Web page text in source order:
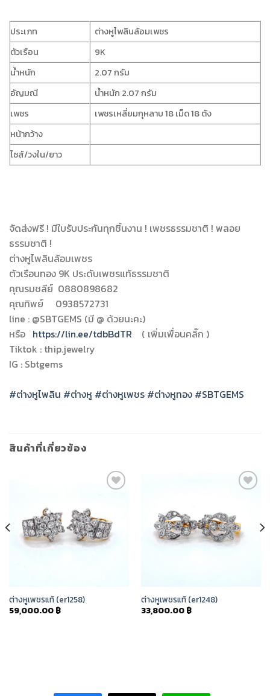
ประเภท
ต่างหูไพลินล้อมเพชร
ตัวเรือน
9K
น้ำหนัก
2.07 กรัม
อัญมณี
น้ำหนัก 2.07 กรัม
เพชร
เพชรเหลี่ยมกุหลาบ 18 เม็ด 18 ตัง
หน้ากว้าง
ไซส์/วงใน/ยาว
จัดส่งฟรี ! มีใบรับประกันทุกชิ้นงาน ! เพชรธรรมชาติ ! พลอย
ธรรมชาติ !
ต่างหูไพลินล้อมเพชร
ตัวเรือนทอง 9K ประดับเพชรแท้ธรรมชาติ
คุณรมชลีย์ 0880898682
คุณทิพย์ 0938572731
line : @SBTGEMS (มี @ ด้วยนะคะ)
หรือ https://lin.ee/tdbBdTR
( เพิ่มเพื่อนคลิ๊ก )
Tiktok : thip.jewelry
IG : Sbtgems
#ต่างหูไพลิน #ต่างหู #ต่างหูเพชร #ต่างหูทอง #SBTGEMS
สินค้าที่เกี่ยวข้อง
ต่างหูเพชรแท้ (er1258)
59,000.00 ฿
ต่างหูเพชรแท้ (er1248)
33,800.00 ฿